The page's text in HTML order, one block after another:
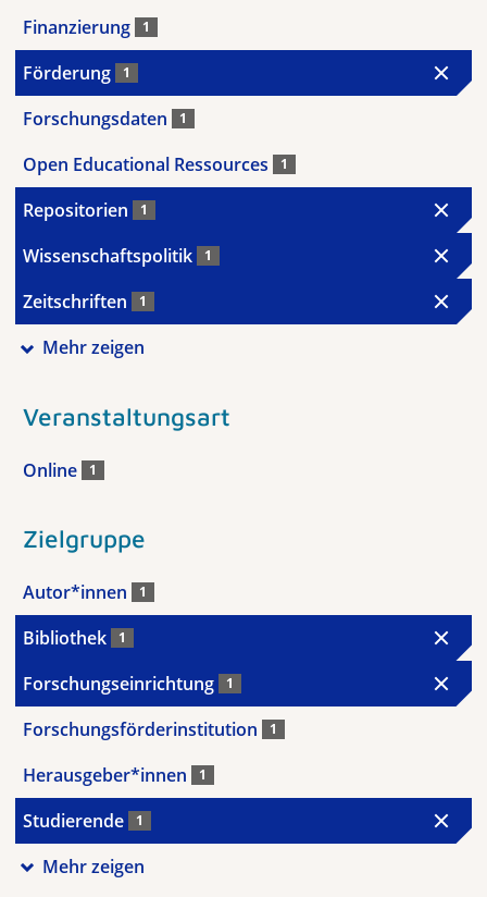
Finanzierung 1
Förderung 1
Forschungsdaten 1
Open Educational Ressources 1
Repositorien 1
Wissenschaftspolitik 1
Zeitschriften 1
Mehr zeigen
Veranstaltungsart
Online 1
Zielgruppe
Autor*innen 1
Bibliothek 1
Forschungseinrichtung 1
Forschungsförderinstitution 1
Herausgeber*innen 1
Studierende 1
Mehr zeigen